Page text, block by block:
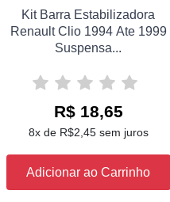
Kit Barra Estabilizadora
Renault Clio 1994 Ate 1999
Suspensa...
R$ 18,65
8x de R$2,45 sem juros
Adicionar ao Carrinho